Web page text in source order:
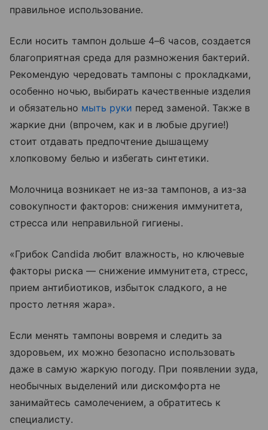
правильное использование.
Если носить тампон дольше 4–6 часов, создается
благоприятная среда для размножения бактерий.
Рекомендую чередовать тампоны с прокладками,
особенно ночью, выбирать качественные изделия
и обязательно мыть руки перед заменой. Также в
жаркие дни (впрочем, как и в любые другие!)
стоит отдавать предпочтение дышащему
хлопковому белью и избегать синтетики.
Молочница возникает не из-за тампонов, а из-за
совокупности факторов: снижения иммунитета,
стресса или неправильной гигиены.
«Грибок Candida любит влажность, но ключевые
факторы риска — снижение иммунитета, стресс,
прием антибиотиков, избыток сладкого, а не
просто летняя жара».
Если менять тампоны вовремя и следить за
здоровьем, их можно безопасно использовать
даже в самую жаркую погоду. При появлении зуда,
необычных выделений или дискомфорта не
занимайтесь самолечением, а обратитесь к
специалисту.